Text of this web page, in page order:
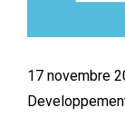
17 novembre